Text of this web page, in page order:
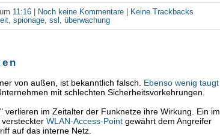
um 11:16 Noch keine Kommentare
Keine Trackbacks
,spionage,ssl ,überwachung
von außen, ist bekanntlich falsch. Ebenso wenig taugt
mit schlechten Sicherheitsvorkehrungen.
verlieren im Zeitalter der Funknetze ihre Wirkung. Ein im
versteckterWLAN-Access-Point gewährt dem Angreifer
auf das interne Netz.